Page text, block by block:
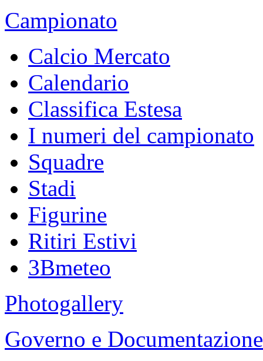
Campionato
Calcio Mercato
Calendario
Classifica Estesa
I numeri del campionato
Squadre
Stadi
Figurine
Ritiri Estivi
3Bmeteo
Photogallery
Governo e Documentazione